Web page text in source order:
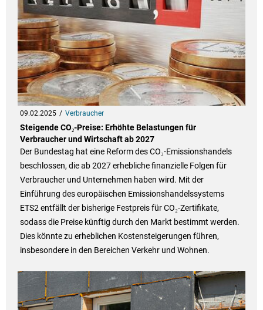
09.02.2025 Verbraucher
Steigende CO₂-Preise: Erhöhte Belastungen für
Verbraucher und Wirtschaft ab 2027
Der Bundestag hat eine Reform des CO₂-Emissionshandels
beschlossen, die ab 2027 erhebliche finanzielle Folgen für
Verbraucher und Unternehmen haben wird. Mit der
Einführung des europäischen Emissionshandelssystems
ETS2 entfällt der bisherige Festpreis für CO₂-Zertifikate,
sodass die Preise künftig durch den Markt bestimmt werden.
Dies könnte zu erheblichen Kostensteigerungen führen,
insbesondere in den Bereichen Verkehr und Wohnen.